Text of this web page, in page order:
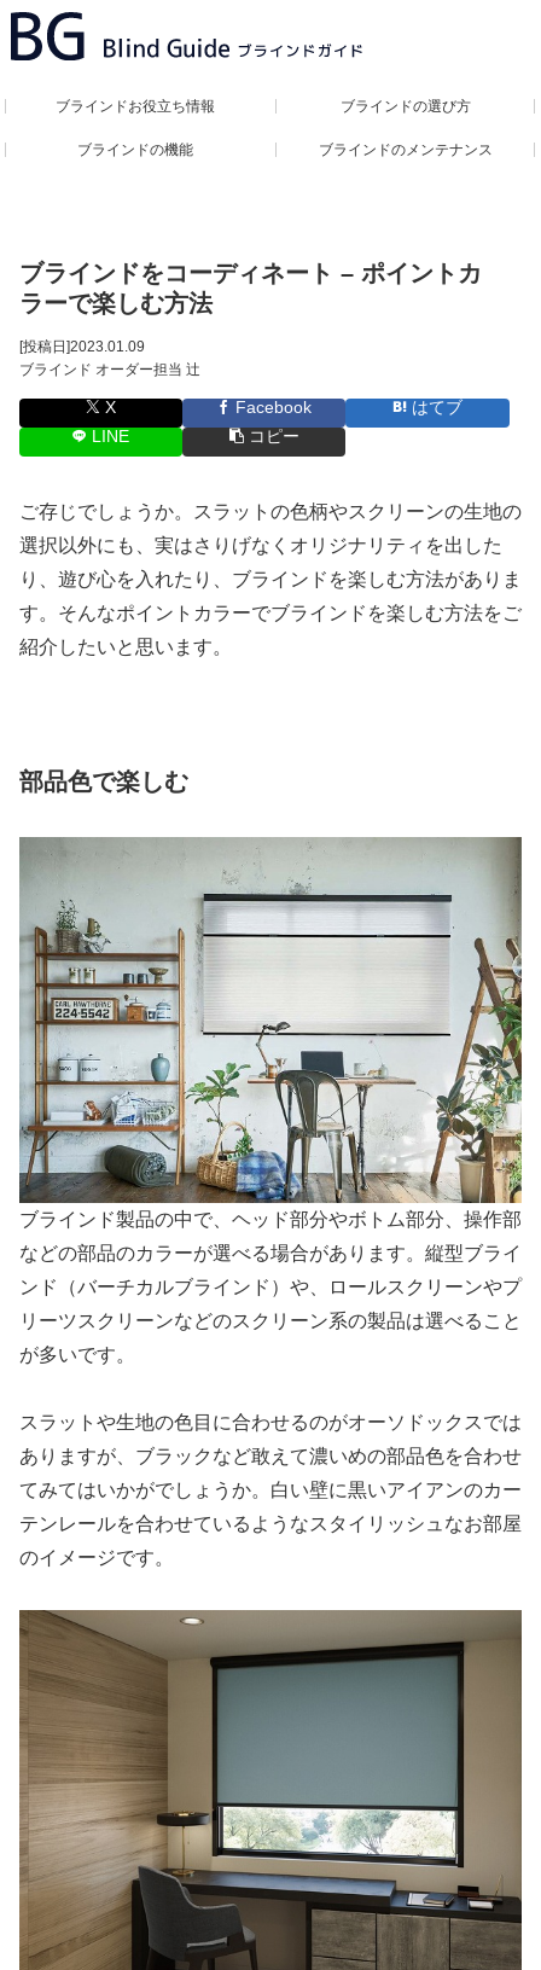
ブラインドお役立ち情報 ブラインドの選び方
ブラインドの機能 ブラインドのメンテナンス
ブラインドをコーディネート – ポイントカ
ラーで楽しむ方法
[投稿日]2023.01.09
ブラインド オーダー担当 辻
X Facebook
はてブ
LINE
コピー
ご存じでしょうか。スラットの色柄やスクリーンの生地の
選択以外にも、実はさりげなくオリジナリティを出した
り、遊び心を入れたり、ブラインドを楽しむ方法がありま
す。そんなポイントカラーでブラインドを楽しむ方法をご
紹介したいと思います。
部品色で楽しむ
ブラインド製品の中で、ヘッド部分やボトム部分、操作部
などの部品のカラーが選べる場合があります。縦型ブライ
ンド（バーチカルブラインド）や、ロールスクリーンやプ
リーツスクリーンなどのスクリーン系の製品は選べること
が多いです。
スラットや生地の色目に合わせるのがオーソドックスでは
ありますが、ブラックなど敢えて濃いめの部品色を合わせ
てみてはいかがでしょうか。白い壁に黒いアイアンのカー
テンレールを合わせているようなスタイリッシュなお部屋
のイメージです。